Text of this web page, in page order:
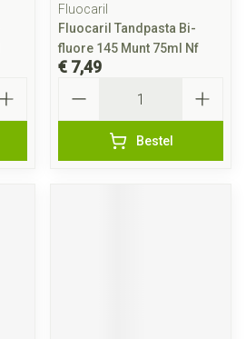
Fluocaril
Fluocaril Tandpasta Bi-
fluore 145 Munt 75ml Nf
€ 7,49
Bestel